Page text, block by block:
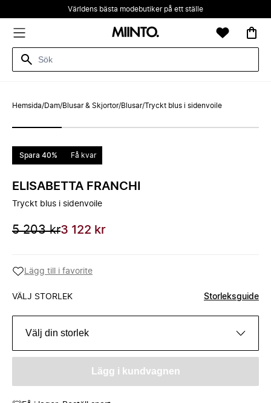
Världens bästa modebutiker på ett ställe
Hemsida/Dam/Blusar & Skjortor/Blusar/Tryckt blus i sidenvoile
Spara 40% Få kvar
ELISABETTA FRANCHI
Tryckt blus i sidenvoile
5 203 kr3 122 kr
Lägg till i favorite
VÄLJ STORLEK Storleksguide
Välj din storlek
Lägg i kundvagnen